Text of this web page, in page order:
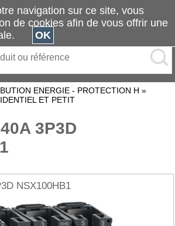
ENERGIE - PROTECTION H »
ET PETIT
3P3D
NSX100HB1
navigation sur ce site, vous
de cookies afin de vous offrir une
OK